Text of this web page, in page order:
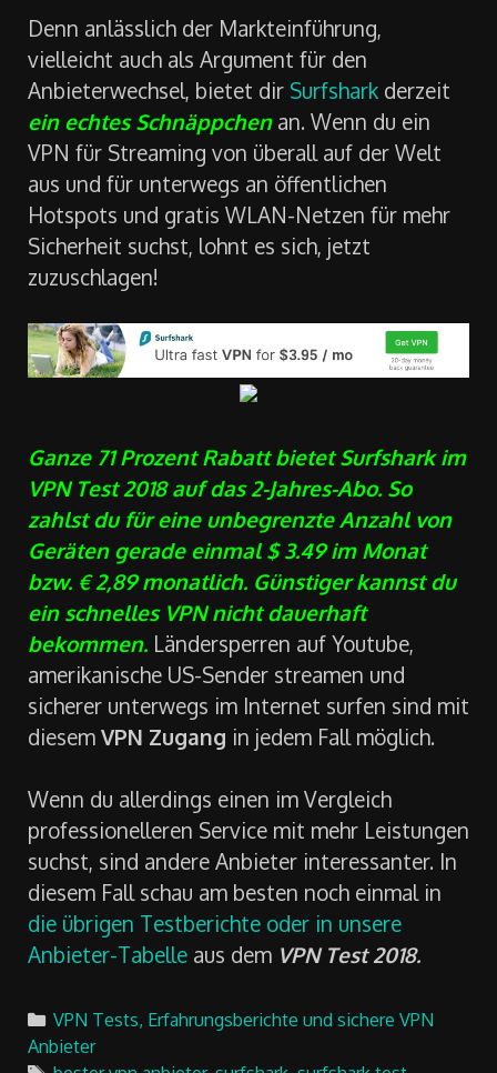
Denn anlässlich der Markteinführung,
vielleicht auch als Argument für den
Anbieterwechsel, bietet dir Surfshark derzeit
ein echtes Schnäppchenan. Wenn du ein
VPN für Streaming von überall auf der Welt
aus und für unterwegs an öffentlichen
Hotspots und gratis WLAN-Netzen für mehr
Sicherheit suchst, lohnt es sich, jetzt
zuzuschlagen!
Ganze 71 Prozent Rabatt bietet Surfshark im
VPN Test 2018 auf das 2-Jahres-Abo. So
zahlst du für eine unbegrenzte Anzahl von
Geräten gerade einmal $ 3.49 im Monat
bzw. € 2,89 monatlich. Günstiger kannst du
ein schnelles VPN nicht dauerhaft
bekommen. Ländersperren auf Youtube,
amerikanische US-Sender streamen und
sicherer unterwegs im Internet surfen sind mit
diesem VPN Zugang in jedem Fall möglich.
Wenn du allerdings einen im Vergleich
professionelleren Service mit mehr Leistungen
suchst, sind andere Anbieter interessanter. In
diesem Fall schau am besten noch einmal in
die übrigen Testberichte oder in unsere
Anbieter-Tabelle aus dem VPN Test 2018.
Categories
VPN Tests, Erfahrungsberichte und sichere VPN
Anbieter